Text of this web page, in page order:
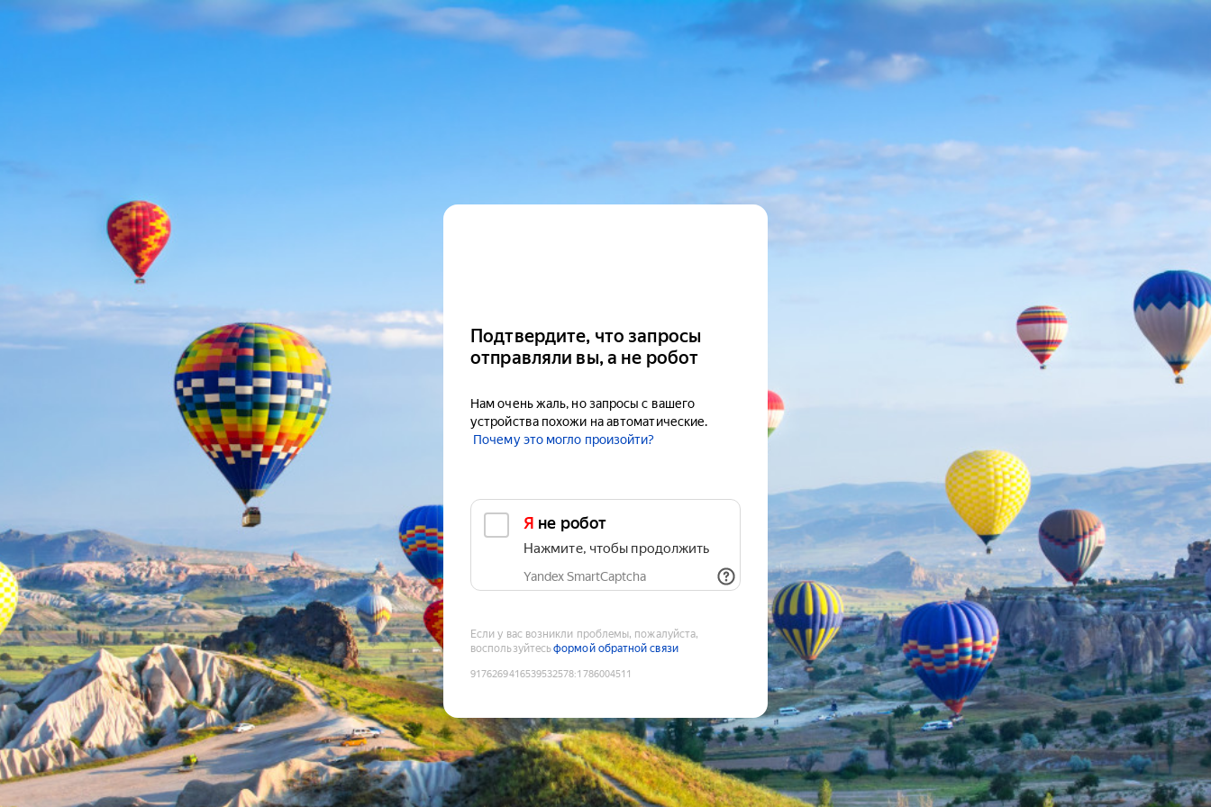
Подтвердите, что запросы
отправляли вы, а не робот
Нам очень жаль, но запросы с вашего
устройства похожи на автоматические.
Почему это могло произойти?
Я не робот
Нажмите, чтобы продолжить
Yandex SmartCaptcha
Если у вас возникли проблемы, пожалуйста,
воспользуйтесьформой обратной связи
9176269416539532578:1786004511